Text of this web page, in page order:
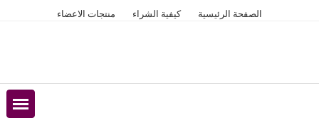
الصفحة الرئيسية كيفية الشراء منتجات الاعضاء